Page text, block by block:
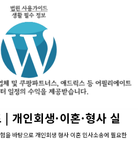
개인회생·이혼·형사 실
을 바탕으로 개인회생 형사 이혼 민사소송에 필요한